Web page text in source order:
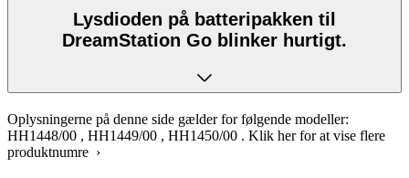
Lysdioden på batteripakken til
DreamStation Go blinker hurtigt.
Oplysningerne på denne side gælder for følgende modeller:
HH1448/00 , HH1449/00 , HH1450/00 . Klik her for at vise flere
produktnumre ›